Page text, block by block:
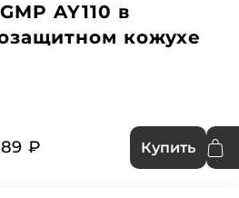
AY110 в
кожухе
₽ Купить